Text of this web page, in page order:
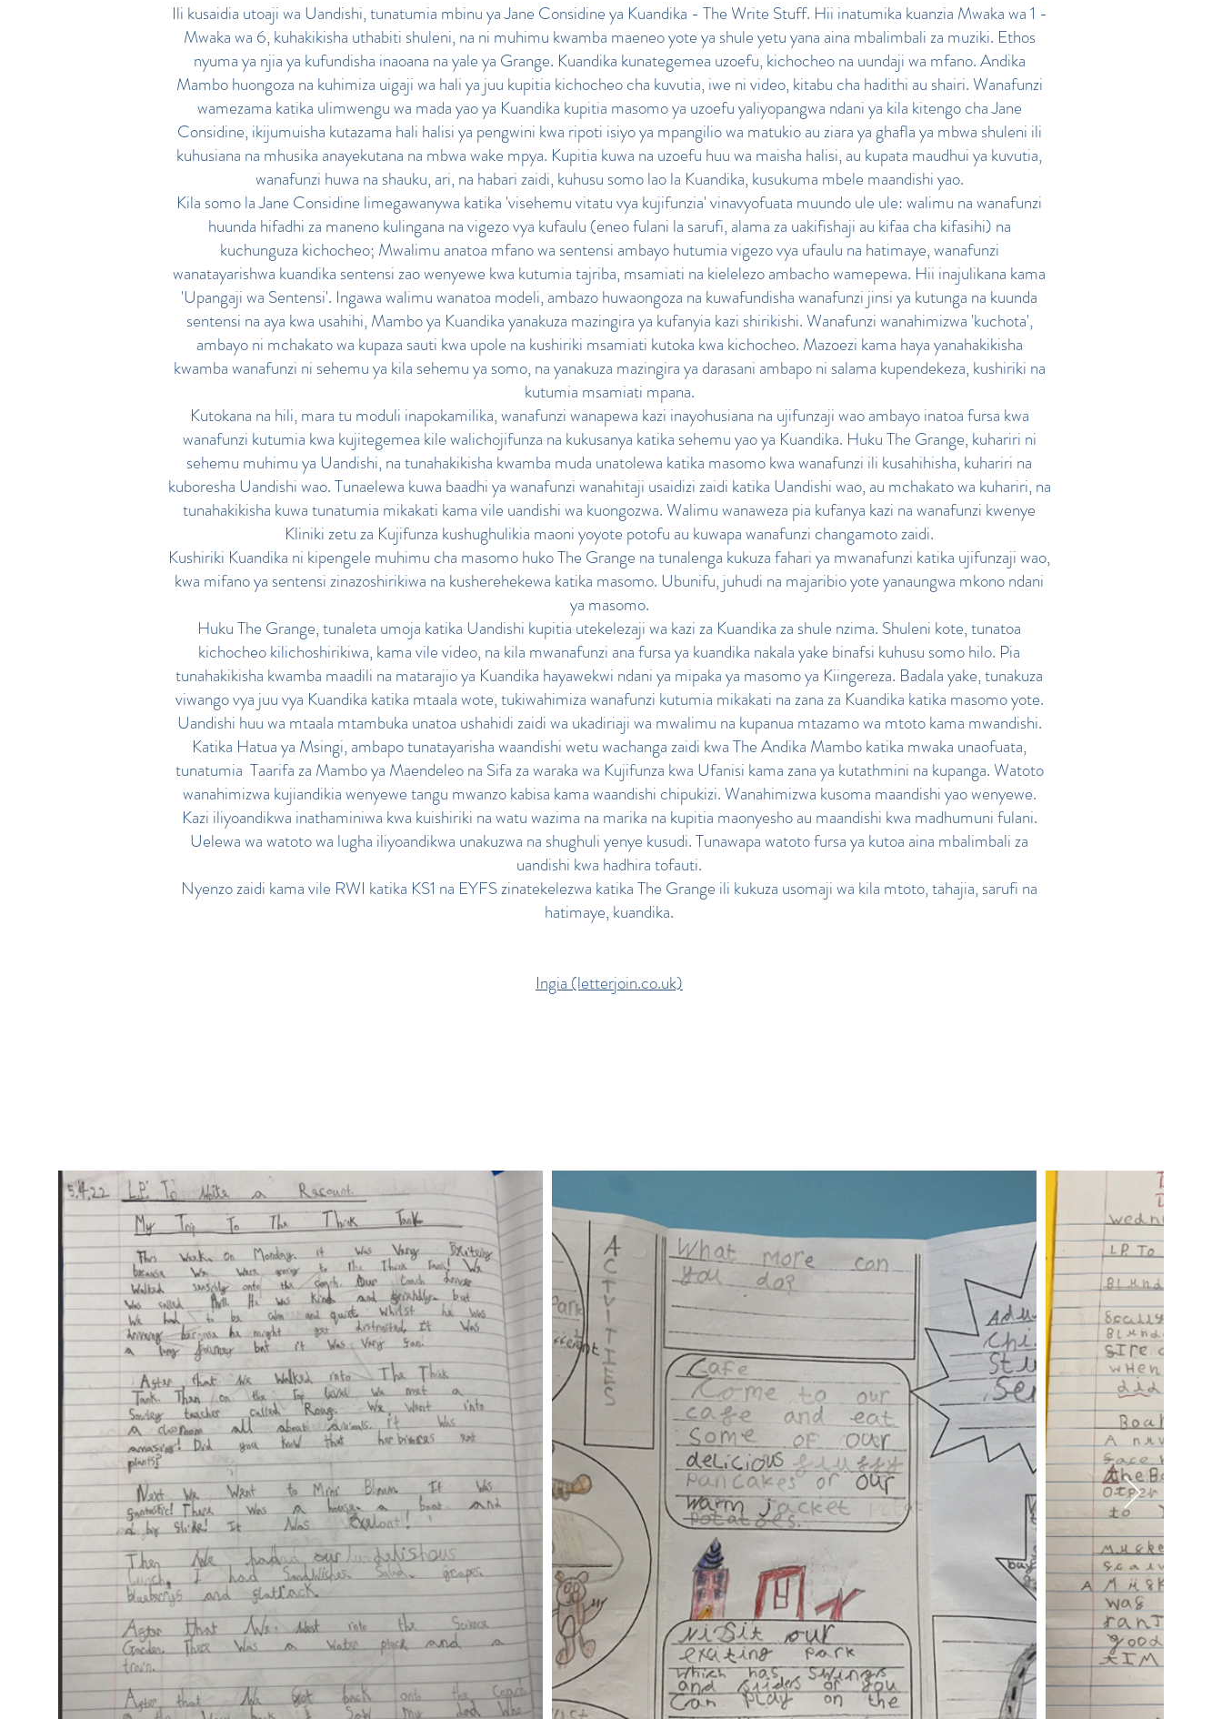
Ili kusaidia utoaji wa Uandishi, tunatumia mbinu ya Jane Considine ya Kuandika - The Write Stuff. Hii inatumika kuanzia Mwaka wa 1 -
Mwaka wa 6, kuhakikisha uthabiti shuleni, na ni muhimu kwamba maeneo yote ya shule yetu yana aina mbalimbali za muziki. Ethos
nyuma ya njia ya kufundisha inaoana na yale ya Grange. Kuandika kunategemea uzoefu, kichocheo na uundaji wa mfano. Andika
Mambo huongoza na kuhimiza uigaji wa hali ya juu kupitia kichocheo cha kuvutia, iwe ni video, kitabu cha hadithi au shairi. Wanafunzi
wamezama katika ulimwengu wa mada yao ya Kuandika kupitia masomo ya uzoefu yaliyopangwa ndani ya kila kitengo cha Jane
Considine, ikijumuisha kutazama hali halisi ya pengwini kwa ripoti isiyo ya mpangilio wa matukio au ziara ya ghafla ya mbwa shuleni ili
kuhusiana na mhusika anayekutana na mbwa wake mpya. Kupitia kuwa na uzoefu huu wa maisha halisi, au kupata maudhui ya kuvutia,
wanafunzi huwa na shauku, ari, na habari zaidi, kuhusu somo lao la Kuandika, kusukuma mbele maandishi yao.
Kila somo la Jane Considine limegawanywa katika 'visehemu vitatu vya kujifunzia' vinavyofuata muundo ule ule: walimu na wanafunzi
huunda hifadhi za maneno kulingana na vigezo vya kufaulu (eneo fulani la sarufi, alama za uakifishaji au kifaa cha kifasihi) na
kuchunguza kichocheo; Mwalimu anatoa mfano wa sentensi ambayo hutumia vigezo vya ufaulu na hatimaye, wanafunzi
wanatayarishwa kuandika sentensi zao wenyewe kwa kutumia tajriba, msamiati na kielelezo ambacho wamepewa. Hii inajulikana kama
'Upangaji wa Sentensi'. Ingawa walimu wanatoa modeli, ambazo huwaongoza na kuwafundisha wanafunzi jinsi ya kutunga na kuunda
sentensi na aya kwa usahihi, Mambo ya Kuandika yanakuza mazingira ya kufanyia kazi shirikishi. Wanafunzi wanahimizwa 'kuchota',
ambayo ni mchakato wa kupaza sauti kwa upole na kushiriki msamiati kutoka kwa kichocheo. Mazoezi kama haya yanahakikisha
kwamba wanafunzi ni sehemu ya kila sehemu ya somo, na yanakuza mazingira ya darasani ambapo ni salama kupendekeza, kushiriki na
kutumia msamiati mpana.
Kutokana na hili, mara tu moduli inapokamilika, wanafunzi wanapewa kazi inayohusiana na ujifunzaji wao ambayo inatoa fursa kwa
wanafunzi kutumia kwa kujitegemea kile walichojifunza na kukusanya katika sehemu yao ya Kuandika. Huku The Grange, kuhariri ni
sehemu muhimu ya Uandishi, na tunahakikisha kwamba muda unatolewa katika masomo kwa wanafunzi ili kusahihisha, kuhariri na
kuboresha Uandishi wao. Tunaelewa kuwa baadhi ya wanafunzi wanahitaji usaidizi zaidi katika Uandishi wao, au mchakato wa kuhariri, na
tunahakikisha kuwa tunatumia mikakati kama vile uandishi wa kuongozwa. Walimu wanaweza pia kufanya kazi na wanafunzi kwenye
Kliniki zetu za Kujifunza kushughulikia maoni yoyote potofu au kuwapa wanafunzi changamoto zaidi.
Kushiriki Kuandika ni kipengele muhimu cha masomo huko The Grange na tunalenga kukuza fahari ya mwanafunzi katika ujifunzaji wao,
kwa mifano ya sentensi zinazoshirikiwa na kusherehekewa katika masomo. Ubunifu, juhudi na majaribio yote yanaungwa mkono ndani
ya masomo.
Huku The Grange, tunaleta umoja katika Uandishi kupitia utekelezaji wa kazi za Kuandika za shule nzima. Shuleni kote, tunatoa
kichocheo kilichoshirikiwa, kama vile video, na kila mwanafunzi ana fursa ya kuandika nakala yake binafsi kuhusu somo hilo. Pia
tunahakikisha kwamba maadili na matarajio ya Kuandika hayawekwi ndani ya mipaka ya masomo ya Kiingereza. Badala yake, tunakuza
viwango vya juu vya Kuandika katika mtaala wote, tukiwahimiza wanafunzi kutumia mikakati na zana za Kuandika katika masomo yote.
Uandishi huu wa mtaala mtambuka unatoa ushahidi zaidi wa ukadiriaji wa mwalimu na kupanua mtazamo wa mtoto kama mwandishi.
Katika Hatua ya Msingi, ambapo tunatayarisha waandishi wetu wachanga zaidi kwa The Andika Mambo katika mwaka unaofuata,
tunatumia Taarifa za Mambo ya Maendeleo na Sifa za waraka wa Kujifunza kwa Ufanisi kama zana ya kutathmini na kupanga. Watoto
wanahimizwa kujiandikia wenyewe tangu mwanzo kabisa kama waandishi chipukizi. Wanahimizwa kusoma maandishi yao wenyewe.
Kazi iliyoandikwa inathaminiwa kwa kuishiriki na watu wazima na marika na kupitia maonyesho au maandishi kwa madhumuni fulani.
Uelewa wa watoto wa lugha iliyoandikwa unakuzwa na shughuli yenye kusudi. Tunawapa watoto fursa ya kutoa aina mbalimbali za
uandishi kwa hadhira tofauti.
Nyenzo zaidi kama vile RWI katika KS1 na EYFS zinatekelezwa katika The Grange ili kukuza usomaji wa kila mtoto, tahajia, sarufi na
hatimaye, kuandika.
Ingia (letterjoin.co.uk)